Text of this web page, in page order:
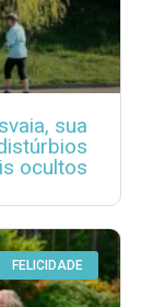
sua
ocultos
FELICIDADE